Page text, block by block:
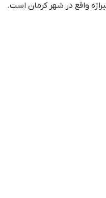
واقع در شهر کرمان است.